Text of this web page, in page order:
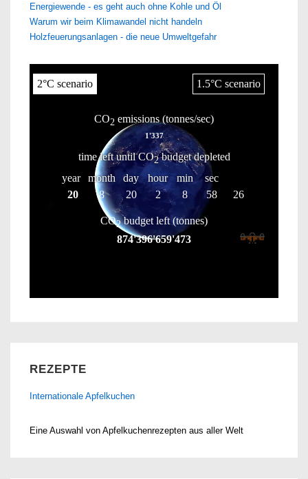
Energiewende - es geht auch ohne Kohle und Öl
Warum wir beim Klimawandel nicht handeln
Holzfeuerungsanlagen - die neue Umweltgefahr
REZEPTE
Internationale Apfelkuchen
Eine Auswahl von Apfelkuchenrezepten aus aller Welt